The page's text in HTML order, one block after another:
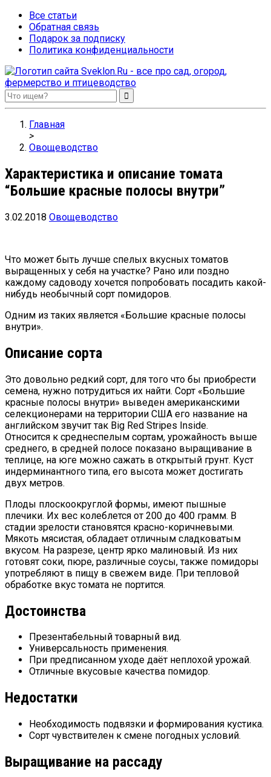
Все статьи
Обратная связь
Подарок за подписку
Политика конфиденциальности
Sveklon.Ru – все про сад, огород, фермерство и птицеводство
Главная
>
Овощеводство
Характеристика и описание томата
“Большие красные полосы внутри”
3.02.2018 Овощеводство
Что может быть лучше спелых вкусных томатов
выращенных у себя на участке? Рано или поздно
каждому садоводу хочется попробовать посадить какой-
нибудь необычный сорт помидоров.
Одним из таких является «Большие красные полосы
внутри».
Описание сорта
Это довольно редкий сорт, для того что бы приобрести
семена, нужно потрудиться их найти. Сорт «Большие
красные полосы внутри» выведен американскими
селекционерами на территории США его название на
английском звучит так Big Red Stripes Inside.
Относится к среднеспелым сортам, урожайность выше
среднего, в средней полосе показано выращивание в
теплице, на юге можно сажать в открытый грунт. Куст
индерминантного типа, его высота может достигать
двух метров.
Плоды плоскоокруглой формы, имеют пышные
плечики. Их вес колеблется от 200 до 400 грамм. В
стадии зрелости становятся красно-коричневыми.
Мякоть мясистая, обладает отличным сладковатым
вкусом. На разрезе, центр ярко малиновый. Из них
готовят соки, пюре, различные соусы, также помидоры
употребляют в пищу в свежем виде. При тепловой
обработке вкус томата не портится.
Достоинства
Презентабельный товарный вид.
Универсальность применения.
При предписанном уходе даёт неплохой урожай.
Отличные вкусовые качества помидор.
Недостатки
Необходимость подвязки и формирования кустика.
Сорт чувствителен к смене погодных условий.
Выращивание на рассаду